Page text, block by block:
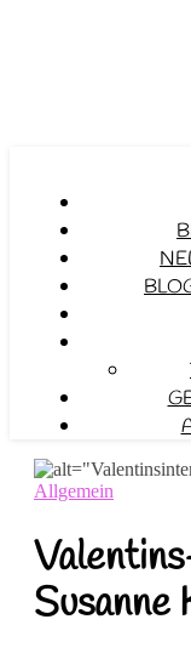
Allgemein
Susanne